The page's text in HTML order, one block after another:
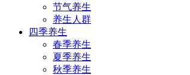
节气养生
养生人群
四季养生
春季养生
夏季养生
秋季养生